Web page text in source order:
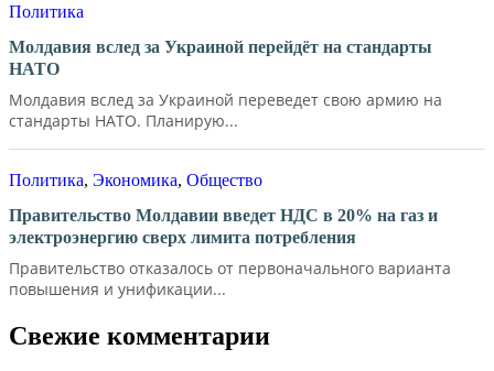
Политика
Молдавия вслед за Украиной перейдёт на стандарты
НАТО
Молдавия вслед за Украиной переведет свою армию на
стандарты НАТО. Планирую...
Политика, Экономика, Общество
Правительство Молдавии введет НДС в 20% на газ и
электроэнергию сверх лимита потребления
Правительство отказалось от первоначального варианта
повышения и унификации...
Свежие комментарии